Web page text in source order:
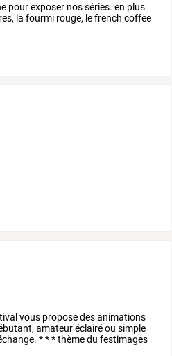
pour exposer nos séries. en plus
la fourmi rouge, le french coffee
vous proposedesanimations
amateuréclairéou simple
***thèmedu festimages